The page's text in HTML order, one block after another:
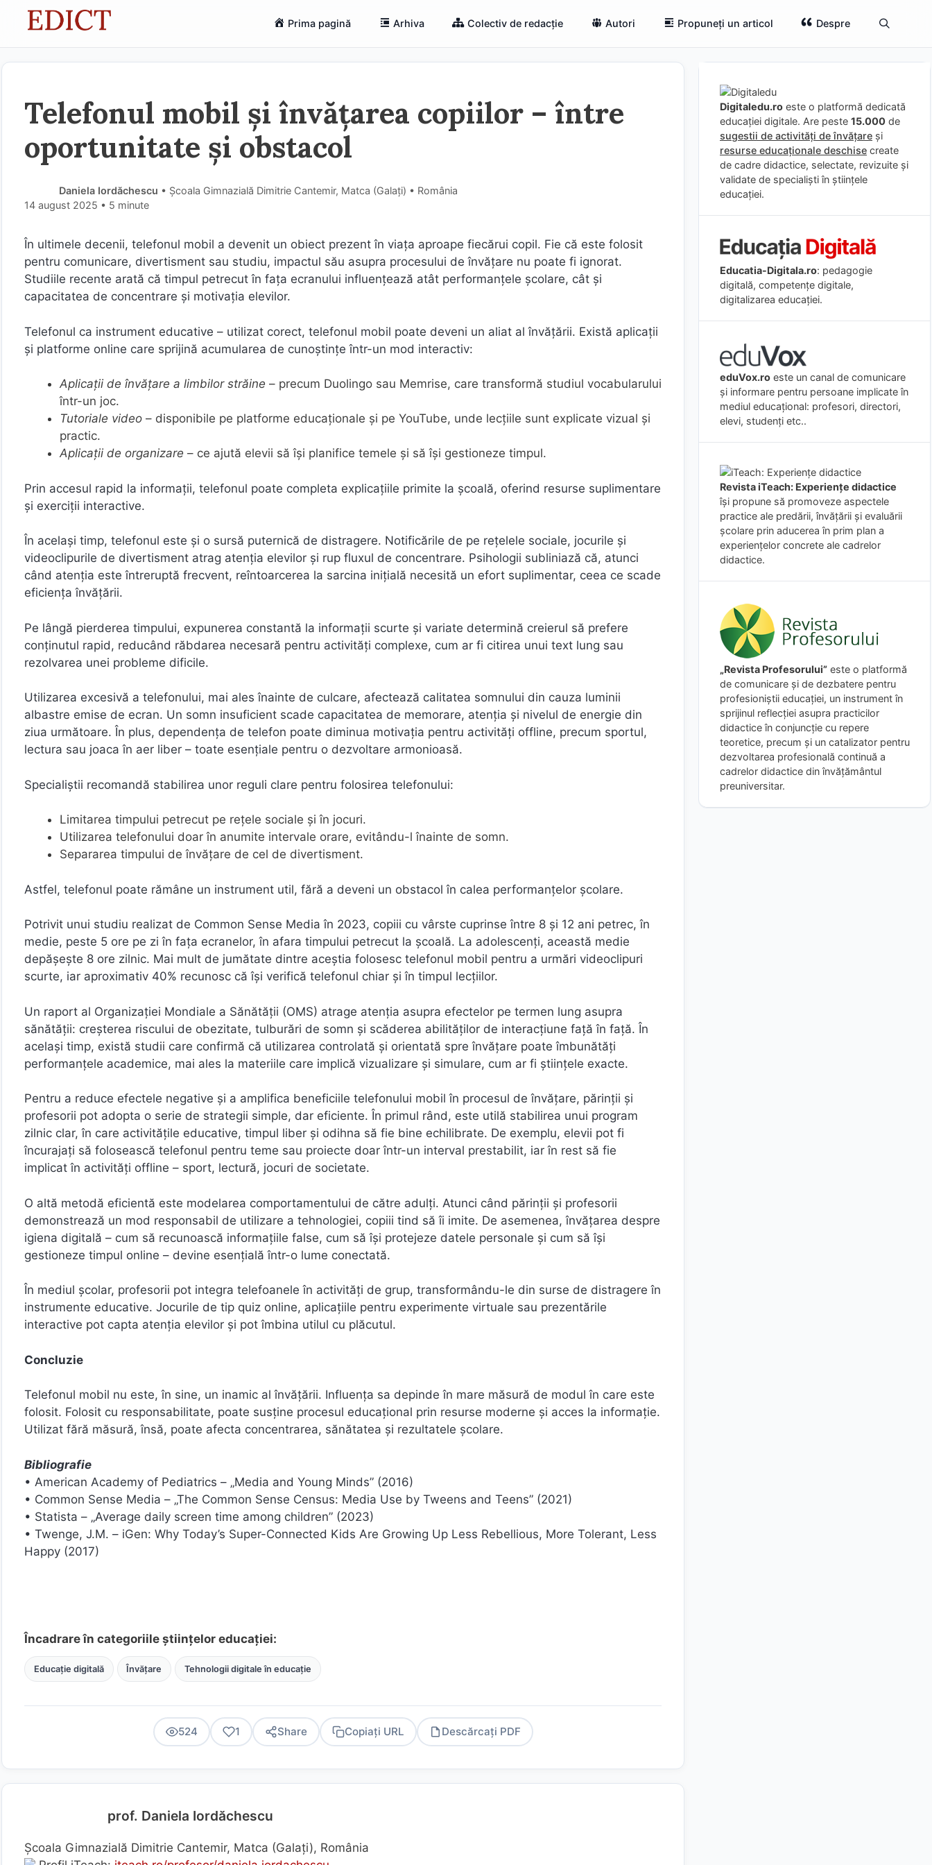
Prima pagină Arhiva Colectiv de redacție Autori Propuneți un articol Despre
Telefonul mobil și învățarea copiilor – între
oportunitate și obstacol
Daniela Iordăchescu • Școala Gimnazială Dimitrie Cantemir, Matca (Galaţi) • România
14 august 2025 • 5 minute
În ultimele decenii, telefonul mobil a devenit un obiect prezent în viața aproape fiecărui copil. Fie că este folosit
pentru comunicare, divertisment sau studiu, impactul său asupra procesului de învățare nu poate fi ignorat.
Studiile recente arată că timpul petrecut în fața ecranului influențează atât performanțele școlare, cât și
capacitatea de concentrare și motivația elevilor.
Telefonul ca instrument educative – utilizat corect, telefonul mobil poate deveni un aliat al învățării. Există aplicații
și platforme online care sprijină acumularea de cunoștințe într-un mod interactiv:
Aplicații de învățare a limbilor străine – precum Duolingo sau Memrise, care transformă studiul vocabularului
într-un joc.
Tutoriale video – disponibile pe platforme educaționale și pe YouTube, unde lecțiile sunt explicate vizual și
practic.
Aplicații de organizare – ce ajută elevii să își planifice temele și să își gestioneze timpul.
Prin accesul rapid la informații, telefonul poate completa explicațiile primite la școală, oferind resurse suplimentare
și exerciții interactive.
În același timp, telefonul este și o sursă puternică de distragere. Notificările de pe rețelele sociale, jocurile și
videoclipurile de divertisment atrag atenția elevilor și rup fluxul de concentrare. Psihologii subliniază că, atunci
când atenția este întreruptă frecvent, reîntoarcerea la sarcina inițială necesită un efort suplimentar, ceea ce scade
eficiența învățării.
Pe lângă pierderea timpului, expunerea constantă la informații scurte și variate determină creierul să prefere
conținutul rapid, reducând răbdarea necesară pentru activități complexe, cum ar fi citirea unui text lung sau
rezolvarea unei probleme dificile.
Utilizarea excesivă a telefonului, mai ales înainte de culcare, afectează calitatea somnului din cauza luminii
albastre emise de ecran. Un somn insuficient scade capacitatea de memorare, atenția și nivelul de energie din
ziua următoare. În plus, dependența de telefon poate diminua motivația pentru activități offline, precum sportul,
lectura sau joaca în aer liber – toate esențiale pentru o dezvoltare armonioasă.
Specialiștii recomandă stabilirea unor reguli clare pentru folosirea telefonului:
Limitarea timpului petrecut pe rețele sociale și în jocuri.
Utilizarea telefonului doar în anumite intervale orare, evitându-l înainte de somn.
Separarea timpului de învățare de cel de divertisment.
Astfel, telefonul poate rămâne un instrument util, fără a deveni un obstacol în calea performanțelor școlare.
Potrivit unui studiu realizat de Common Sense Media în 2023, copiii cu vârste cuprinse între 8 și 12 ani petrec, în
medie, peste 5 ore pe zi în fața ecranelor, în afara timpului petrecut la școală. La adolescenți, această medie
depășește 8 ore zilnic. Mai mult de jumătate dintre aceștia folosesc telefonul mobil pentru a urmări videoclipuri
scurte, iar aproximativ 40% recunosc că își verifică telefonul chiar și în timpul lecțiilor.
Un raport al Organizației Mondiale a Sănătății (OMS) atrage atenția asupra efectelor pe termen lung asupra
sănătății: creșterea riscului de obezitate, tulburări de somn și scăderea abilităților de interacțiune față în față. În
același timp, există studii care confirmă că utilizarea controlată și orientată spre învățare poate îmbunătăți
performanțele academice, mai ales la materiile care implică vizualizare și simulare, cum ar fi științele exacte.
Pentru a reduce efectele negative și a amplifica beneficiile telefonului mobil în procesul de învățare, părinții și
profesorii pot adopta o serie de strategii simple, dar eficiente. În primul rând, este utilă stabilirea unui program
zilnic clar, în care activitățile educative, timpul liber și odihna să fie bine echilibrate. De exemplu, elevii pot fi
încurajați să folosească telefonul pentru teme sau proiecte doar într-un interval prestabilit, iar în rest să fie
implicat în activități offline – sport, lectură, jocuri de societate.
O altă metodă eficientă este modelarea comportamentului de către adulți. Atunci când părinții și profesorii
demonstrează un mod responsabil de utilizare a tehnologiei, copiii tind să îi imite. De asemenea, învățarea despre
igiena digitală – cum să recunoască informațiile false, cum să își protejeze datele personale și cum să își
gestioneze timpul online – devine esențială într-o lume conectată.
În mediul școlar, profesorii pot integra telefoanele în activități de grup, transformându-le din surse de distragere în
instrumente educative. Jocurile de tip quiz online, aplicațiile pentru experimente virtuale sau prezentările
interactive pot capta atenția elevilor și pot îmbina utilul cu plăcutul.
Concluzie
Telefonul mobil nu este, în sine, un inamic al învățării. Influența sa depinde în mare măsură de modul în care este
folosit. Folosit cu responsabilitate, poate susține procesul educațional prin resurse moderne și acces la informație.
Utilizat fără măsură, însă, poate afecta concentrarea, sănătatea și rezultatele școlare.
Bibliografie
• American Academy of Pediatrics – „Media and Young Minds” (2016)
• Common Sense Media – „The Common Sense Census: Media Use by Tweens and Teens” (2021)
• Statista – „Average daily screen time among children” (2023)
• Twenge, J.M. – iGen: Why Today’s Super-Connected Kids Are Growing Up Less Rebellious, More Tolerant, Less
Happy (2017)
Încadrare în categoriile științelor educației:
Educație digitală Învățare Tehnologii digitale în educație
524 1 Share Copiați URL Descărcați PDF
prof. Daniela Iordăchescu
Școala Gimnazială Dimitrie Cantemir, Matca (Galaţi), România
Digitaledu.ro este o platformă dedicată
educației digitale. Are peste 15.000 de
sugestii de activități de învățare și
resurse educaționale deschise create
de cadre didactice, selectate, revizuite și
validate de specialiști în științele
educației.
Educatia-Digitala.ro: pedagogie
digitală, competențe digitale,
digitalizarea educației.
eduVox.ro este un canal de comunicare
și informare pentru persoane implicate în
mediul educațional: profesori, directori,
elevi, studenți etc..
Revista iTeach: Experienţe didactice
îşi propune să promoveze aspectele
practice ale predării, învăţării şi evaluării
şcolare prin aducerea în prim plan a
experienţelor concrete ale cadrelor
didactice.
„Revista Profesorului” este o platformă
de comunicare și de dezbatere pentru
profesioniștii educației, un instrument în
sprijinul reflecției asupra practicilor
didactice în conjuncție cu repere
teoretice, precum și un catalizator pentru
dezvoltarea profesională continuă a
cadrelor didactice din învățământul
preuniversitar.